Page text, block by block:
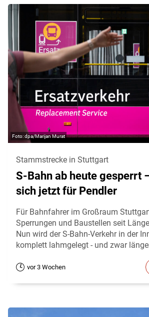
dpa/Marijan Murat
Stammstrecke in Stuttgart
S-Bahn ab heute gesperrt
sich jetzt für Pendler
Für Bahnfahrer im Großraum
Sperrungen und Baustellen seit
Nun wird der S-Bahn-Verkehr in der
komplett lahmgelegt - und zwar
vor 3 Wochen